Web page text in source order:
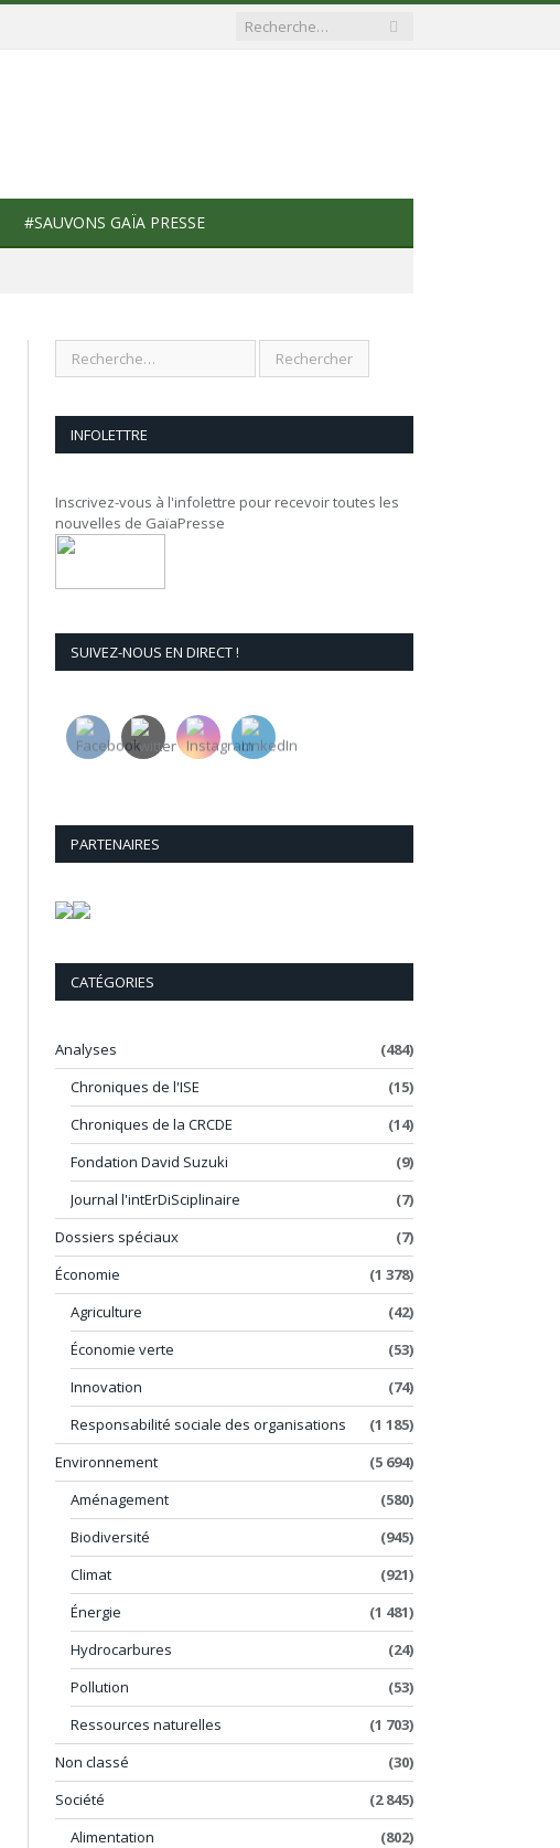
#SAUVONS GAÏA PRESSE
INFOLETTRE
Inscrivez-vous à l'infolettre pour recevoir toutes les
nouvelles de GaïaPresse
SUIVEZ-NOUS EN DIRECT !
PARTENAIRES
CATÉGORIES
Analyses
(484)
Chroniques de l'ISE
(15)
Chroniques de la CRCDE
(14)
Fondation David Suzuki
(9)
Journal l'intErDiSciplinaire
(7)
Dossiers spéciaux
(7)
Économie
(1 378)
Agriculture
(42)
Économie verte
(53)
Innovation
(74)
Responsabilité sociale des organisations
(1 185)
Environnement
(5 694)
Aménagement
(580)
Biodiversité
(945)
Climat
(921)
Énergie
(1 481)
Hydrocarbures
(24)
Pollution
(53)
Ressources naturelles
(1 703)
Non classé
(30)
Société
(2 845)
Alimentation
(802)